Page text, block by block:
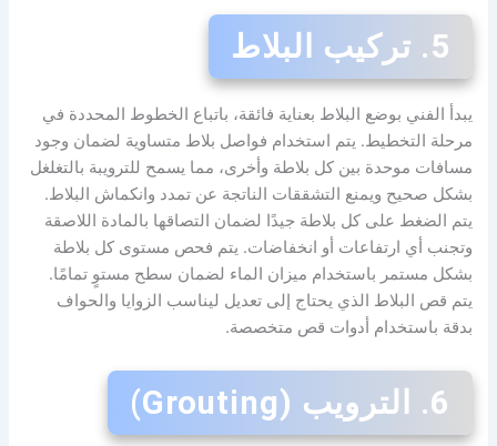
5. تركيب البلاط
يبدأ الفني بوضع البلاط بعناية فائقة، باتباع الخطوط المحددة في
مرحلة التخطيط. يتم استخدام فواصل بلاط متساوية لضمان وجود
مسافات موحدة بين كل بلاطة وأخرى، مما يسمح للترويبة بالتغلغل
بشكل صحيح ويمنع التشققات الناتجة عن تمدد وانكماش البلاط.
يتم الضغط على كل بلاطة جيدًا لضمان التصاقها بالمادة اللاصقة
وتجنب أي ارتفاعات أو انخفاضات. يتم فحص مستوى كل بلاطة
بشكل مستمر باستخدام ميزان الماء لضمان سطح مستوٍ تمامًا.
يتم قص البلاط الذي يحتاج إلى تعديل ليناسب الزوايا والحواف
بدقة باستخدام أدوات قص متخصصة.
6. الترويب (Grouting)